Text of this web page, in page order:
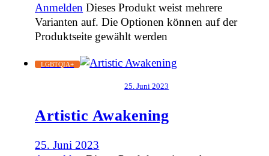
Anmelden Dieses Produkt weist mehrere
Varianten auf. Die Optionen können auf der
Produktseite gewählt werden
LGBTQIA+
25. Juni 2023
Artistic Awakening
25. Juni 2023